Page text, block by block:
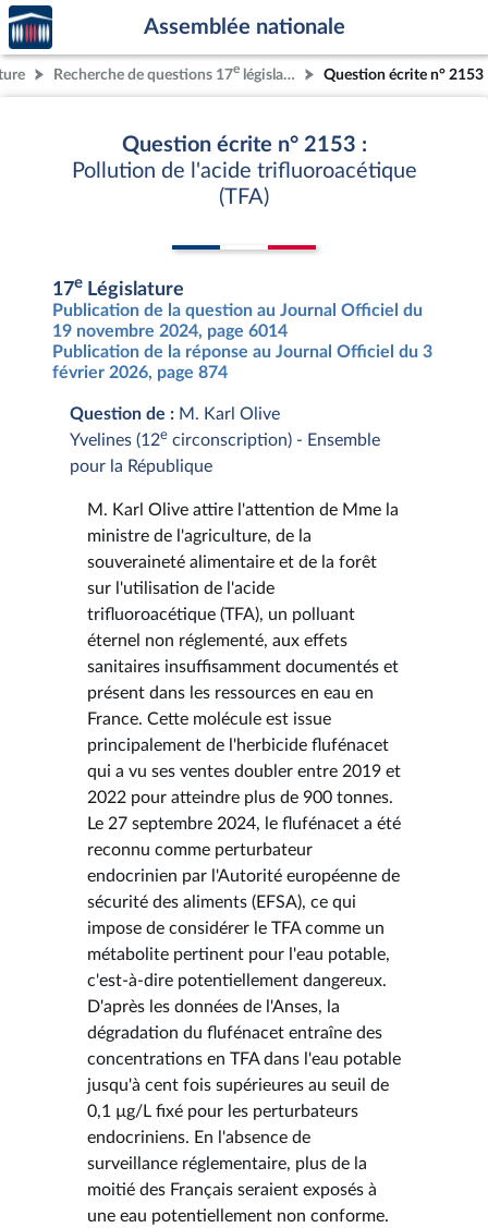
Aller au contenu
Aller en bas de la page
Accèder
à la
page
d'accueil
Assemblée nationale
Recherche de questions 17e législature Question écrite n° 2153
Question écrite n° 2153 :
Pollution de l'acide trifluoroacétique
(TFA)
17e Législature
Publication de la question au Journal Officiel du
19 novembre 2024, page 6014
Publication de la réponse au Journal Officiel du 3
février 2026, page 874
Question de : M. Karl Olive
Yvelines (12e circonscription) - Ensemble
pour la République
M. Karl Olive attire l'attention de Mme la
ministre de l'agriculture, de la
souveraineté alimentaire et de la forêt
sur l'utilisation de l'acide
trifluoroacétique (TFA), un polluant
éternel non réglementé, aux effets
sanitaires insuffisamment documentés et
présent dans les ressources en eau en
France. Cette molécule est issue
principalement de l'herbicide flufénacet
qui a vu ses ventes doubler entre 2019 et
2022 pour atteindre plus de 900 tonnes.
Le 27 septembre 2024, le flufénacet a été
reconnu comme perturbateur
endocrinien par l'Autorité européenne de
sécurité des aliments (EFSA), ce qui
impose de considérer le TFA comme un
métabolite pertinent pour l'eau potable,
c'est-à-dire potentiellement dangereux.
D'après les données de l'Anses, la
dégradation du flufénacet entraîne des
concentrations en TFA dans l'eau potable
jusqu'à cent fois supérieures au seuil de
0,1 µg/L fixé pour les perturbateurs
endocriniens. En l'absence de
surveillance réglementaire, plus de la
moitié des Français seraient exposés à
une eau potentiellement non conforme.